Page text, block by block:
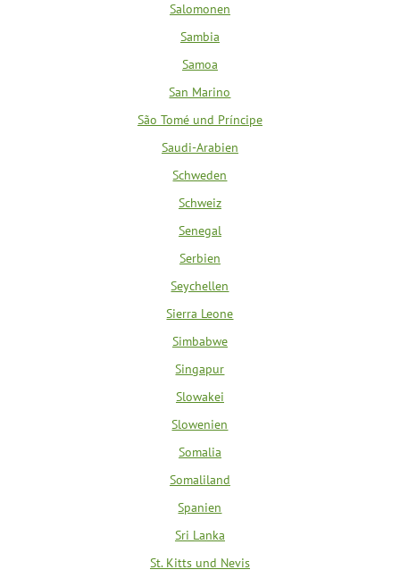
Salomonen
Sambia
Samoa
San Marino
São Tomé und Príncipe
Saudi-Arabien
Schweden
Schweiz
Senegal
Serbien
Seychellen
Sierra Leone
Simbabwe
Singapur
Slowakei
Slowenien
Somalia
Somaliland
Spanien
Sri Lanka
St. Kitts und Nevis